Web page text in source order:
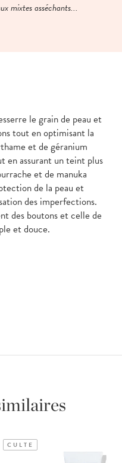
mixtes asséchants...
le grain de peau et
tout en optimisant la
et de géranium
en assurant un teint plus
et de manuka
de la peau et
des imperfections.
des boutons et celle de
et douce.
CULTE